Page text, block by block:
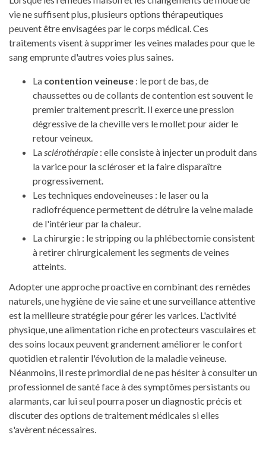
vie ne suffisent plus, plusieurs options thérapeutiques
peuvent être envisagées par le corps médical. Ces
traitements visent à supprimer les veines malades pour que le
sang emprunte d'autres voies plus saines.
La contention veineuse : le port de bas, de
chaussettes ou de collants de contention est souvent le
premier traitement prescrit. Il exerce une pression
dégressive de la cheville vers le mollet pour aider le
retour veineux.
Lasclérothérapie : elle consiste à injecter un produit dans
la varice pour la scléroser et la faire disparaître
progressivement.
Les techniques endoveineuses : le laser ou la
radiofréquence permettent de détruire la veine malade
de l'intérieur par la chaleur.
La chirurgie : le stripping ou la phlébectomie consistent
à retirer chirurgicalement les segments de veines
atteints.
Adopter une approche proactive en combinant des remèdes
naturels, une hygiène de vie saine et une surveillance attentive
est la meilleure stratégie pour gérer les varices. L'activité
physique, une alimentation riche en protecteurs vasculaires et
des soins locaux peuvent grandement améliorer le confort
quotidien et ralentir l'évolution de la maladie veineuse.
Néanmoins, il reste primordial de ne pas hésiter à consulter un
professionnel de santé face à des symptômes persistants ou
alarmants, car lui seul pourra poser un diagnostic précis et
discuter des options de traitement médicales si elles
s'avèrent nécessaires.